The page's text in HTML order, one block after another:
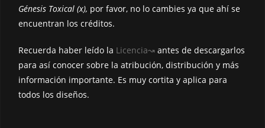
Génesis Toxical (x), por favor, no lo cambies ya que ahí se
encuentran los créditos.
Recuerda haber leído la Licencia↝ antes de descargarlos
para así conocer sobre la atribución, distribución y más
información importante. Es muy cortita y aplica para
todos los diseños.